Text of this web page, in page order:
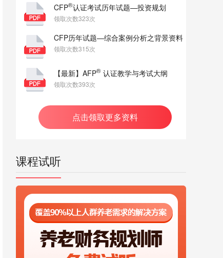
CFP®认证考试历年试题—投资规划
领取次数323次
CFP历年试题—综合案例分析之背景资料
领取次数315次
【最新】AFP® 认证教学与考试大纲
领取次数393次
点击领取更多资料
课程试听